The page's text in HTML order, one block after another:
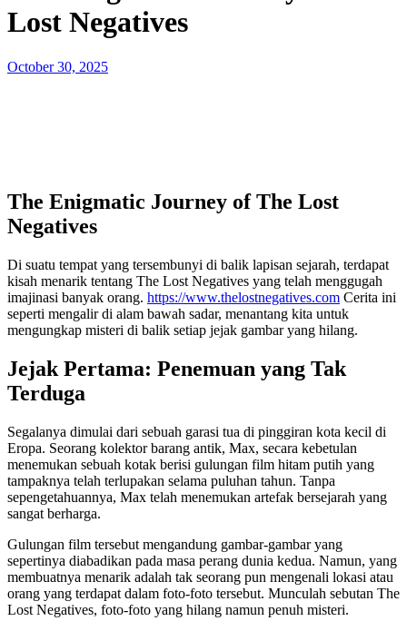
Lost Negatives
Posted
October 30, 2025
The Enigmatic Journey of The Lost
Negatives
Di suatu tempat yang tersembunyi di balik lapisan sejarah, terdapat
kisah menarik tentang The Lost Negatives yang telah menggugah
imajinasi banyak orang. https://www.thelostnegatives.com Cerita ini
seperti mengalir di alam bawah sadar, menantang kita untuk
mengungkap misteri di balik setiap jejak gambar yang hilang.
Jejak Pertama: Penemuan yang Tak
Terduga
Segalanya dimulai dari sebuah garasi tua di pinggiran kota kecil di
Eropa. Seorang kolektor barang antik, Max, secara kebetulan
menemukan sebuah kotak berisi gulungan film hitam putih yang
tampaknya telah terlupakan selama puluhan tahun. Tanpa
sepengetahuannya, Max telah menemukan artefak bersejarah yang
sangat berharga.
Gulungan film tersebut mengandung gambar-gambar yang
sepertinya diabadikan pada masa perang dunia kedua. Namun, yang
membuatnya menarik adalah tak seorang pun mengenali lokasi atau
orang yang terdapat dalam foto-foto tersebut. Munculah sebutan The
Lost Negatives, foto-foto yang hilang namun penuh misteri.